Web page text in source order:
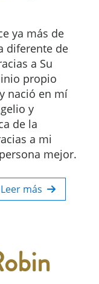
ya más de
diferente de
a Su
propio
nació en mí
y
de la
a mi
mejor.
Leer más